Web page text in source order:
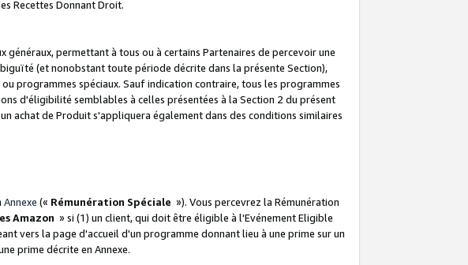
Recettes Donnant Droit.
permettant à tous ou à certains Partenaires de percevoir une
(et nonobstant toute période décrite dans la présente Section),
programmes spéciaux. Sauf indication contraire, tous les programmes
d'éligibilité semblables à celles présentées à la Section 2 du présent
achat de Produit s'appliquera également dans des conditions similaires
Annexe (« Rémunération Spéciale »). Vous percevrez la Rémunération
Amazon » si (1) un client, qui doit être éligible à l'Evénement Eligible
vers la page d'accueil d'un programme donnant lieu à une prime sur un
prime décrite en Annexe.